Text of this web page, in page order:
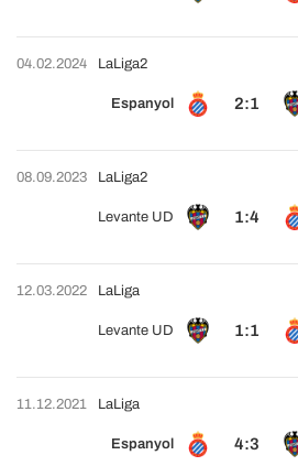
04.02.2024
Espanyol 2:1
LaLiga2
08.09.2023
Levante UD 1:4
LaLiga2
12.03.2022
Levante UD 1:1
LaLiga
11.12.2021
Espanyol 4:3
LaLiga